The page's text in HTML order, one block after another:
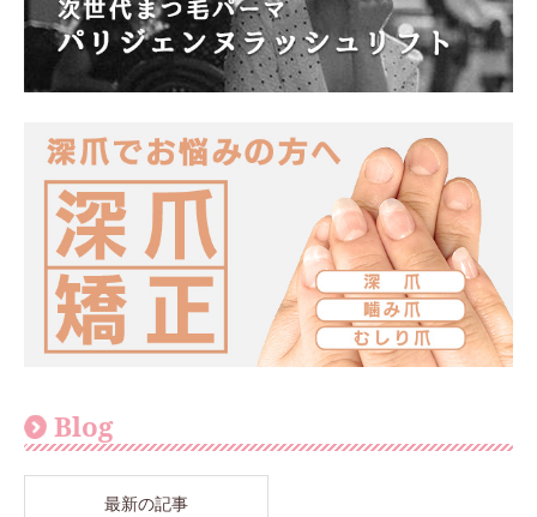
Blog
最新の記事